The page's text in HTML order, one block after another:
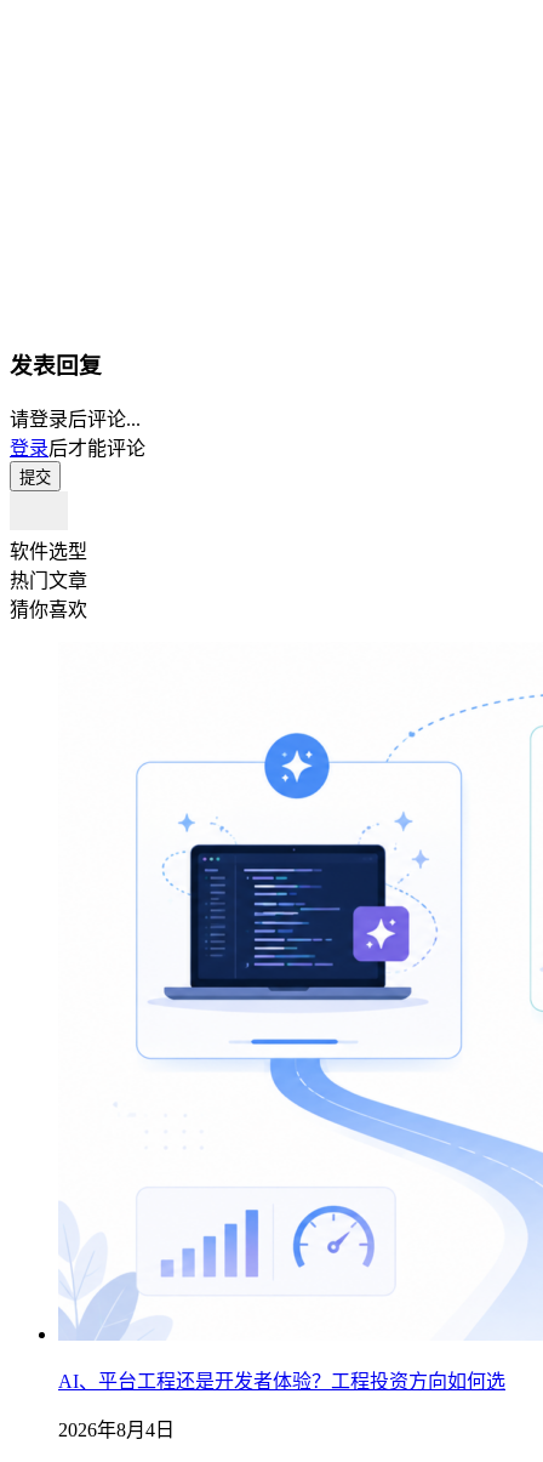
发表回复
请登录后评论...
登录后才能评论
提交
软件选型
热门文章
猜你喜欢
AI、平台工程还是开发者体验？工程投资方向如何选
2026年8月4日